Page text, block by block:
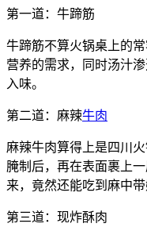
第一道：牛蹄筋
牛蹄筋不算火锅桌上的
营养的需求，同时汤汁
入味。
第二道：麻辣牛肉
麻辣牛肉算得上是四川
腌制后，再在表面裹上
来，竟然还能吃到麻中
第三道：现炸酥肉